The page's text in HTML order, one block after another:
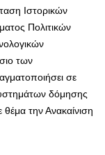
Ιστορικών
Πολιτικών
των
σε
δόμησης
την Ανακαίνιση